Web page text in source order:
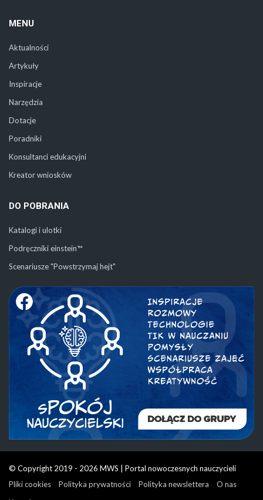
MENU
Aktualności
Artykuły
Inspiracje
Narzędzia
Dotacje
Poradniki
Konsultanci edukacyjni
Kreator wniosków
DO POBRANIA
Katalogi i ulotki
Podręczniki einstein™
Scenariusze "Powstrzymaj hejt"
© Copyright 2019 - 2026 MWS | Portal nowoczesnych nauczycieli
Pliki cookies
Polityka prywatności Polityka newslettera
O nas